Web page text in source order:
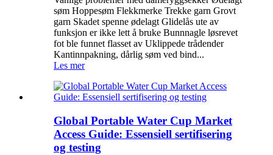
søm Hoppesøm Flekkmerke Trekke garn Grovt
garn Skadet spenne ødelagt Glidelås ute av
funksjon er ikke lett å bruke Bunnnagle løsrevet
fot ble funnet flasset av Uklippede trådender
Kantinnpakning, dårlig søm ved bind...
Les mer
Global Portable Water Cup Market
Access Guide: Essensiell sertifisering
og testing